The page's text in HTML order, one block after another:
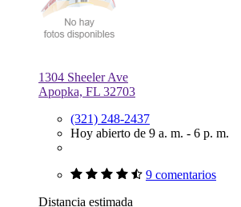
1304 Sheeler Ave
Apopka, FL 32703
(321) 248-2437
Hoy abierto de 9 a. m. - 6 p. m.
9 comentarios
Distancia estimada